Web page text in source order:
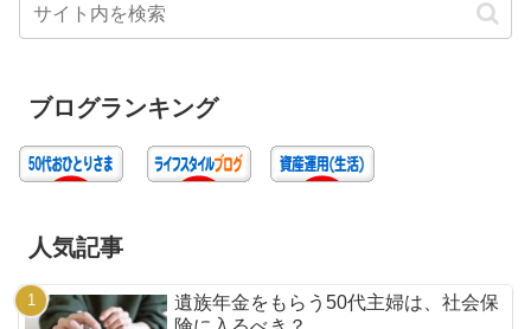
ブログランキング
人気記事
遺族年金をもらう50代主婦は、社会保